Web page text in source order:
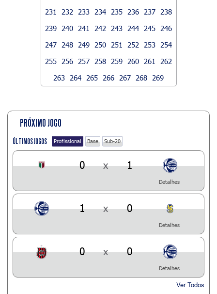
231
232 233 234 235 236 237
238
239
240 241 242 243 244 245
246
247
248 249 250 251 252 253
254
255
256 257 258 259 260 261
262
263
264 265 266 267 268 269
PRÓXIMO JOGO
ÚLTIMOS JOGOS Profissional Base Sub-20
0 x 1
Detalhes
1 x 0
Detalhes
0 x 0
Detalhes
Ver Todos